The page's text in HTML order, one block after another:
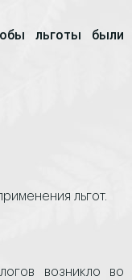
льготы были
льгот.
возникло во